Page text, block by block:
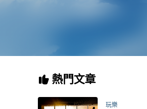
熱門文章
玩樂